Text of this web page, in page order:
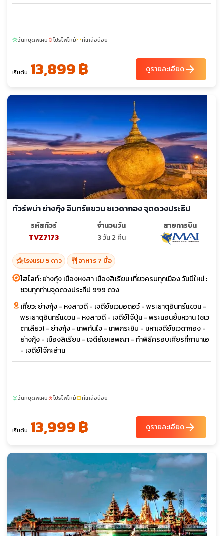
sunnyวันหยุดพิเศษlocal_fire_departmentโปรไฟไหม้confirmation_numberที่เหลือน้อย
เริ่มต้น 13,899 ฿ ดูรายละเอียดarrow_forward
ทัวร์พม่า ย่างกุ้ง อินทร์แขวน ชเวดากอง จุดดวงประธีป
รหัสทัวร์
TVZ7173
จำนวนวัน
3 วัน 2 คืน
สายการบิน
hotel_classโรงแรม 5 ดาว restaurant อาหาร 7 มื้อ
ไฮไลท์:ย่างกุ้ง เมืองหงสา เมืองสิเรียม เที่ยวครบทุกเมือง วันปีใหม่ :
ชวนทุกท่านจุดดวงประทีป 999 ดวง
เที่ยว:ย่างกุ้ง - หงสาวดี - เจดีย์ชเวมอดอว์ - พระธาตุอินทร์แขวน -
พระธาตุอินทร์แขวน - หงสาวดี - เจดีย์ไจ๊ปุ่น - พระนอนยิ้มหวาน (ชเว
ตาเลียว) - ย่างกุ้ง - เทพทันใจ - เทพกระซิบ - มหาเจดีย์ชเวดากอง -
ย่างกุ้ง - เมืองสิเรียม - เจดีย์เยเลพญา - ทำพิธีครอบเศียรที่กาบาเอ
- เจดีย์ไจ๊กะส่าน
sunnyวันหยุดพิเศษlocal_fire_departmentโปรไฟไหม้confirmation_numberที่เหลือน้อย
เริ่มต้น 13,999 ฿ ดูรายละเอียดarrow_forward